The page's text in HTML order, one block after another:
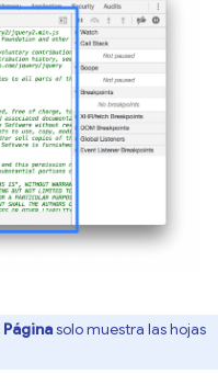
Páginasolo muestra las hojas